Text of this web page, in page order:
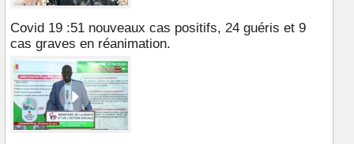
Covid 19 :51 nouveaux cas positifs, 24 guéris et 9
cas graves en réanimation.